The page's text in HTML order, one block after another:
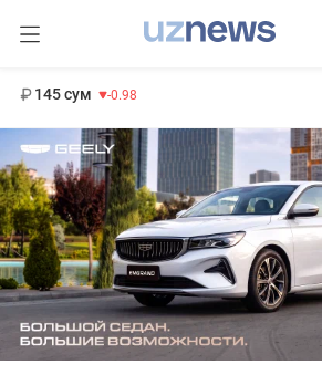
145 сум -0.98